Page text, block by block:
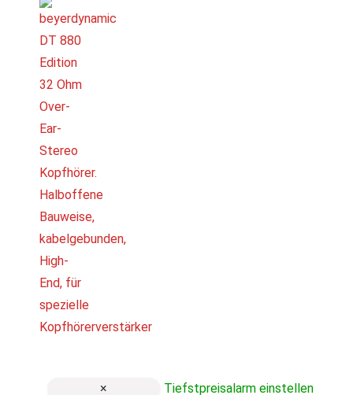
Tiefstpreisalarm einstellen
×